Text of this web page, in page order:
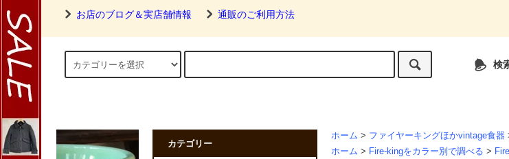
お店のブログ＆実店舗情報 通販のご利用方法
検
ホーム > ファイヤーキングほかvintage食器
ホーム > Fire-kingをカラー別で調べる >
カテゴリー